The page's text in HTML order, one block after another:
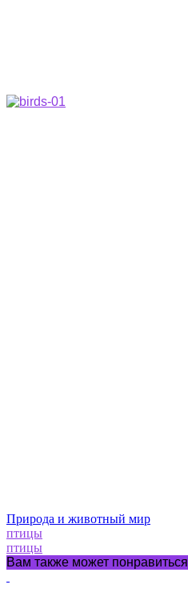
Природа и животный мир
птицы
птицы
Вам также может понравиться